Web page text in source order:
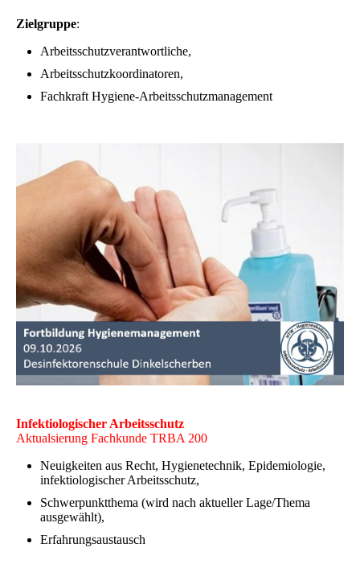
Zielgruppe:
Arbeitsschutzverantwortliche,
Arbeitsschutzkoordinatoren,
Fachkraft Hygiene-Arbeitsschutzmanagement
Infektiologischer Arbeitsschutz
Aktualsierung Fachkunde TRBA 200
Neuigkeiten aus Recht, Hygienetechnik, Epidemiologie,
infektiologischer Arbeitsschutz,
Schwerpunktthema (wird nach aktueller Lage/Thema
ausgewählt),
Erfahrungsaustausch